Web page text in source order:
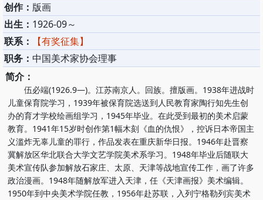
创作： 版画
出生： 1926-09～
联系：
【有奖征集】
职务： 中国美术家协会理事
简介：
伍必端(1926.9—)。江苏南京人。回族。擅版画。1938年进战时
儿童保育院学习，1939年被保育院选送到人民教育家陶行知先生创
办的育才学校绘画组学习，1945年毕业。在此受到最初的美术启蒙
教育。1941年15岁时创作第1幅木刻《血的仇恨》，控诉日本帝国主
义滥炸无辜儿童的罪行，作品发表在重庆新华日报。1946年赴晋察
冀解放区华北联合大学文艺学院美术系学习。1948年毕业后随联大
美术宣传队参加解放石家庄、太原、天津等战地宣传工作，画了许多
政治漫画。1948年随解放军进入天津，任《天津画报》美术编辑。
1950年到中央美术学院任教，1956年赴苏联，入列宁格勒列宾美术